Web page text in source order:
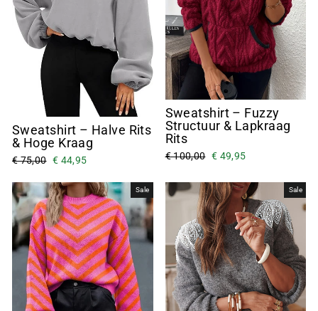
Sweatshirt – Halve Rits
& Hoge Kraag
€ 75,00 € 44,95
Sweatshirt – Fuzzy
Structuur & Lapkraag
Rits
€ 100,00 € 49,95
Sale Sale